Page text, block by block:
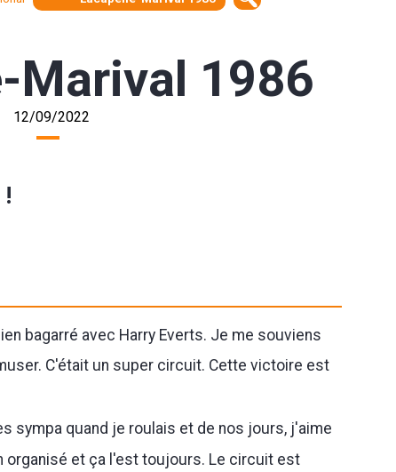
Marival 1986
12/09/2022
bagarré avec Harry Everts. Je me souviens
C'était un super circuit. Cette victoire est
sympa quand je roulais et de nos jours, j'aime
organisé et ça l'est toujours. Le circuit est